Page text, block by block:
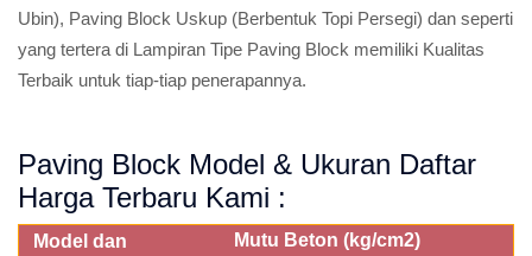
Ubin), Paving Block Uskup (Berbentuk Topi Persegi) dan seperti
yang tertera di Lampiran Tipe Paving Block memiliki Kualitas
Terbaik untuk tiap-tiap penerapannya.
Paving Block Model & Ukuran Daftar
Harga Terbaru Kami :
Model dan
Mutu Beton (kg/cm2)